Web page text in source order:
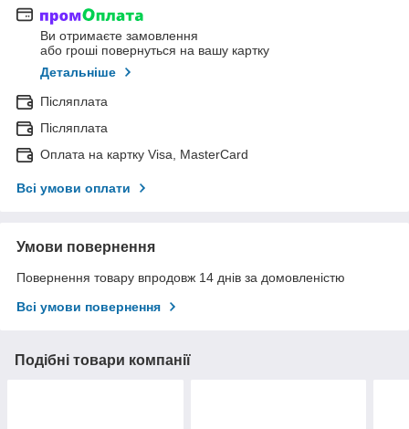
Ви отримаєте замовлення
або гроші повернуться на вашу картку
Детальніше
Післяплата
Післяплата
Оплата на картку Visa, MasterCard
Всі умови оплати
Умови повернення
Повернення товару впродовж 14 днів за домовленістю
Всі умови повернення
Подібні товари компанії